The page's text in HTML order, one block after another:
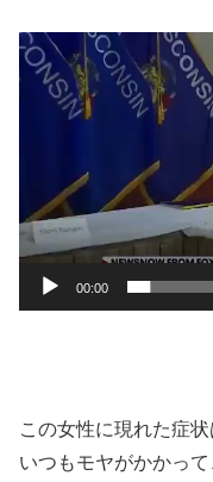
動
画
ヤ
ー
00:00
この女性に現れた症
いつもモヤがかかっ